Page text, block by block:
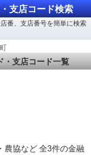
支店コード検索
番、支店番号を簡単に検索
・支店コード一覧
農協など 全3件の金融